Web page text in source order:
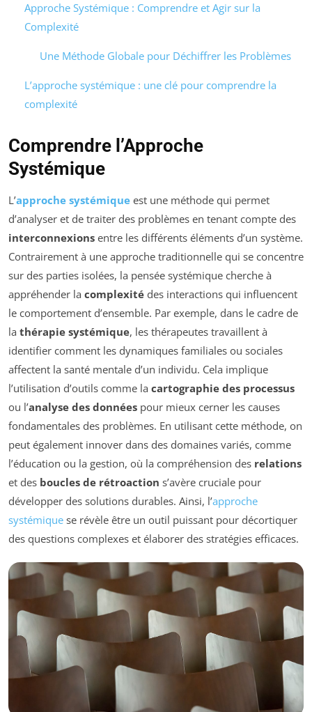
Approche Systémique : Comprendre et Agir sur la
Complexité
Une Méthode Globale pour Déchiffrer les Problèmes
L’approche systémique : une clé pour comprendre la
complexité
Comprendre l’Approche
Systémique
L’approche systémique est une méthode qui permet
d’analyser et de traiter des problèmes en tenant compte des
interconnexions entre les différents éléments d’un système.
Contrairement à une approche traditionnelle qui se concentre
sur des parties isolées, la pensée systémique cherche à
appréhender la complexité des interactions qui influencent
le comportement d’ensemble. Par exemple, dans le cadre de
la thérapie systémique, les thérapeutes travaillent à
identifier comment les dynamiques familiales ou sociales
affectent la santé mentale d’un individu. Cela implique
l’utilisation d’outils comme la cartographie des processus
ou l’analyse des données pour mieux cerner les causes
fondamentales des problèmes. En utilisant cette méthode, on
peut également innover dans des domaines variés, comme
l’éducation ou la gestion, où la compréhension des relations
et des boucles de rétroaction s’avère cruciale pour
développer des solutions durables. Ainsi, l’approche
systémique se révèle être un outil puissant pour décortiquer
des questions complexes et élaborer des stratégies efficaces.